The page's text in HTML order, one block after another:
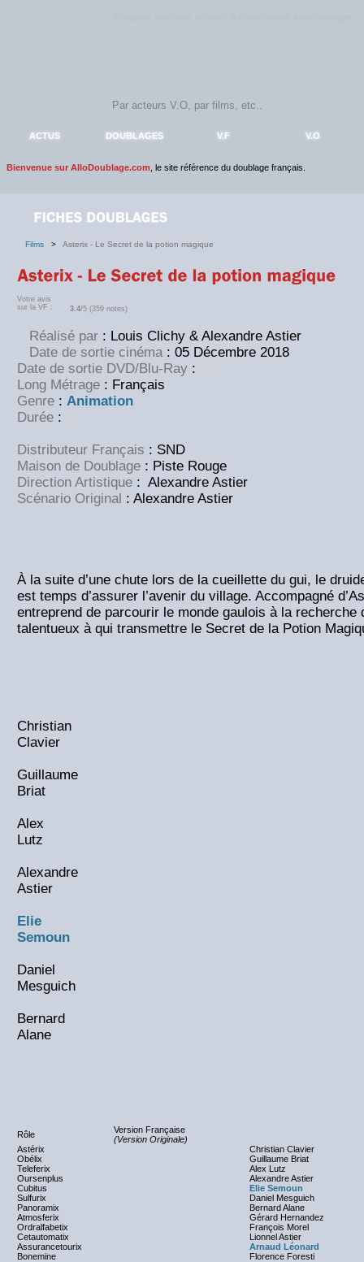
ACTUS DOUBLAGES V.F V.O
Bienvenue sur AlloDoublage.com , le site référence du doublage français.
Films > Asterix - Le Secret de la potion magique
Votre avis
sur la VF :
3.4/5 (359 notes)
Réalisé par : Louis Clichy & Alexandre Astier
Date de sortie cinéma : 05 Décembre 2018
Date de sortie DVD/Blu-Ray :
Long Métrage : Français
Genre : Animation
Durée :
Distributeur Français : SND
Maison de Doublage : Piste Rouge
Direction Artistique : Alexandre Astier
Scénario Original : Alexandre Astier
À la suite d’une chute lors de la cueillette du gui, le
est temps d’assurer l’avenir du village. Accompagné
entreprend de parcourir le monde gaulois à la recherche
talentueux à qui transmettre le Secret de la Potion
Christian
Clavier
Guillaume
Briat
Alex
Lutz
Alexandre
Astier
Elie
Semoun
Daniel
Mesguich
Bernard
Alane
Rôle
Version Française
(Version Originale)
Astérix
Christian Clavier
Obélix
Guillaume Briat
Teleferix
Alex Lutz
Oursenplus
Alexandre Astier
Cubitus
Elie Semoun
Sulfurix
Daniel Mesguich
Panoramix
Bernard Alane
Atmosferix
Gérard Hernandez
Ordralfabetix
François Morel
Cetautomatix
Lionnel Astier
Assurancetourix
Arnaud Léonard
Bonemine
Florence Foresti